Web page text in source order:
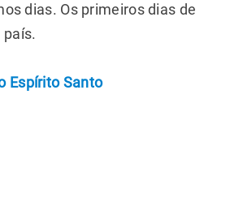
dias. Os primeiros dias de
Espírito Santo